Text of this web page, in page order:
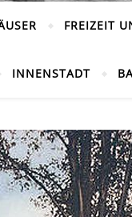
FREIZEIT
INNENSTADT